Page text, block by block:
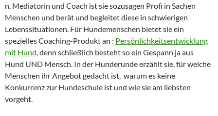
n, Mediatorin und Coach ist sie sozusagen Profi in Sachen
Menschen und berät und begleitet diese in schwierigen
Lebenssituationen. Für Hundemenschen bietet sie ein
spezielles Coaching-Produkt an : Persönlichkeitsentwicklung
mit Hund , denn schließlich besteht so ein Gespann ja aus
Hund UND Mensch. In der Hunderunde erzählt sie, für welche
Menschen ihr Angebot gedacht ist, warum es keine
Konkurrenz zur Hundeschule ist und wie sie am liebsten
vorgeht.